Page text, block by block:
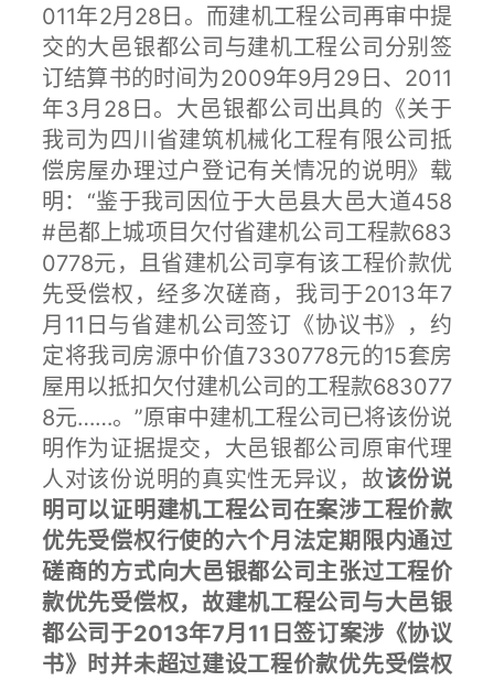
011年2月28日。而建机工程公司再审中提
交的大邑银都公司与建机工程公司分别签
订结算书的时间为2009年9月29日、2011
年3月28日。大邑银都公司出具的《关于
我司为四川省建筑机械化工程有限公司抵
偿房屋办理过户登记有关情况的说明》载
明：“鉴于我司因位于大邑县大邑大道458
#邑都上城项目欠付省建机公司工程款683
0778元，且省建机公司享有该工程价款优
先受偿权，经多次磋商，我司于2013年7
月11日与省建机公司签订《协议书》，约
定将我司房源中价值7330778元的15套房
屋用以抵扣欠付建机公司的工程款683077
8元……。”原审中建机工程公司已将该份说
明作为证据提交，大邑银都公司原审代理
人对该份说明的真实性无异议，故该份说
明可以证明建机工程公司在案涉工程价款
优先受偿权行使的六个月法定期限内通过
磋商的方式向大邑银都公司主张过工程价
款优先受偿权，故建机工程公司与大邑银
都公司于2013年7月11日签订案涉《协议
书》时并未超过建设工程价款优先受偿权